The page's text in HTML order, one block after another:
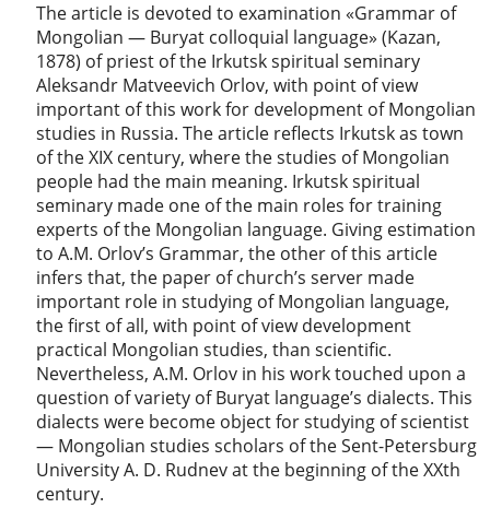
The article is devoted to examination «Grammar of
Mongolian ― Buryat colloquial language» (Kazan,
1878) of priest of the Irkutsk spiritual seminary
Aleksandr Matveevich Orlov, with point of view
important of this work for development of Mongolian
studies in Russia. The article reflects Irkutsk as town
of the XIX century, where the studies of Mongolian
people had the main meaning. Irkutsk spiritual
seminary made one of the main roles for training
experts of the Mongolian language. Giving estimation
to A.M. Orlov’s Grammar, the other of this article
infers that, the paper of church’s server made
important role in studying of Mongolian language,
the first of all, with point of view development
practical Mongolian studies, than scientific.
Nevertheless, A.M. Orlov in his work touched upon a
question of variety of Buryat language’s dialects. This
dialects were become object for studying of scientist
― Mongolian studies scholars of the Sent-Petersburg
University A. D. Rudnev at the beginning of the XXth
century.